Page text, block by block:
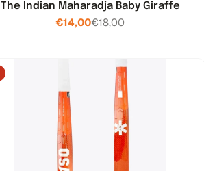
The Indian Maharadja Baby Giraffe
Verkoopprijs
€14,00Normale
€18,00